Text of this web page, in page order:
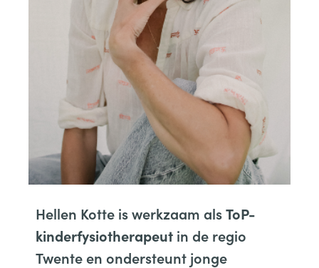
Hellen Kotte is werkzaam alsToP-
kinderfysiotherapeut in de regio
Twente en ondersteunt jonge